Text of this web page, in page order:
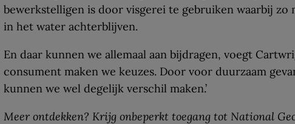
bewerkstelligen is door visgerei te gebruiken waarbij zo
in het water achterblijven.
En daar kunnen we allemaal aan bijdragen, voegt
consument maken we keuzes. Door voor duurzaam
kunnen we wel degelijk verschil maken.’
Meer ontdekken? Krijg onbeperkt toegang tot National